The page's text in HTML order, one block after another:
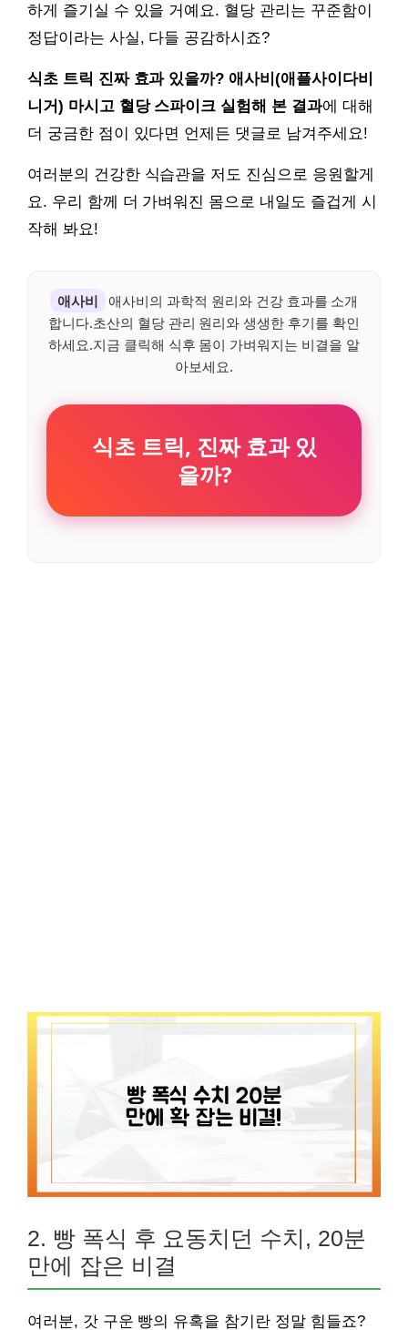
하게 즐기실 수 있을 거예요. 혈당 관리는 꾸준함이
정답이라는 사실, 다들 공감하시죠?
식초 트릭 진짜 효과 있을까? 애사비(애플사이다비
니거) 마시고 혈당 스파이크 실험해 본 결과에 대해
더 궁금한 점이 있다면 언제든 댓글로 남겨주세요!
여러분의 건강한 식습관을 저도 진심으로 응원할게
요. 우리 함께 더 가벼워진 몸으로 내일도 즐겁게 시
작해 봐요!
애사비
애사비의 과학적 원리와 건강 효과를 소개
합니다.초산의 혈당 관리 원리와 생생한 후기를 확인
하세요.지금 클릭해 식후 몸이 가벼워지는 비결을 알
아보세요.
식초 트릭, 진짜 효과 있
을까?
2. 빵 폭식 후 요동치던 수치, 20분
만에 잡은 비결
여러분, 갓 구운 빵의 유혹을 참기란 정말 힘들죠?